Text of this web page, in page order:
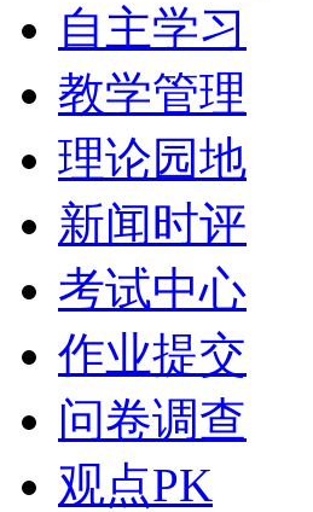
自主学习
教学管理
理论园地
新闻时评
考试中心
作业提交
问卷调查
观点PK